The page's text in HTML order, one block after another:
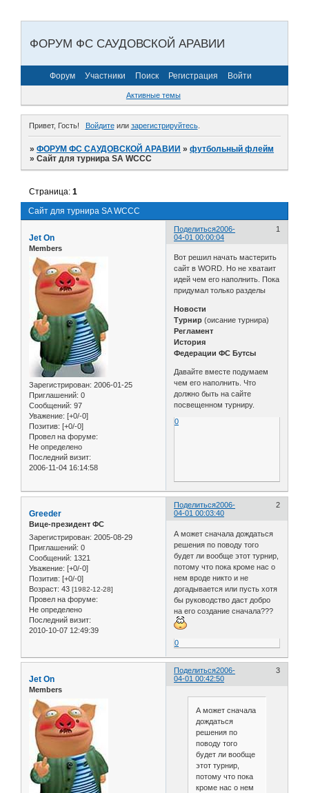
ФОРУМ ФС САУДОВСКОЙ АРАВИИ
Форум Участники Поиск Регистрация Войти
Активные темы
Привет, Гость! Войдитеили зарегистрируйтесь.
»ФОРУМ ФС САУДОВСКОЙ АРАВИИ »футбольный флейм
»Сайт для турнира SA WCCC
Сайт для турнира SA WCCC
Страница:1
Поделиться 1
2006-
04-01 00:00:04
Jet On
Members
Зарегистрирован: 2006-01-25
Приглашений: 0
Сообщений: 97
Уважение: [+0/-0]
Позитив: [+0/-0]
Провел на форуме:
Не определено
Последний визит:
2006-11-04 16:14:58
Вот решил начать мастерить
сайт в WORD. Но не хватаит
идей чем его наполнить. Пока
придумал только разделы
Новости
Турнир (оисание турнира)
Регламент
История
Федерации ФС Бутсы
Давайте вместе подумаем
чем его наполнить. Что
должно быть на сайте
посвещенном турниру.
0
Поделиться 2
2006-
04-01 00:03:40
Greeder
Вице-президент ФС
Зарегистрирован: 2005-08-29
Приглашений: 0
Сообщений: 1321
Уважение: [+0/-0]
Позитив: [+0/-0]
Возраст: 43 [1982-12-28]
Провел на форуме:
Не определено
Последний визит:
2010-10-07 12:49:39
А может сначала дождаться
решения по поводу того
будет ли вообще этот турнир,
потому что пока кроме нас о
нем вроде никто и не
догадывается или пусть хотя
бы руководство даст добро
на его создание сначала???
0
Поделиться 3
2006-
04-01 00:42:50
Jet On
Members
А может сначала
дождаться
решения по
поводу того
будет ли вообще
этот турнир,
потому что пока
кроме нас о нем